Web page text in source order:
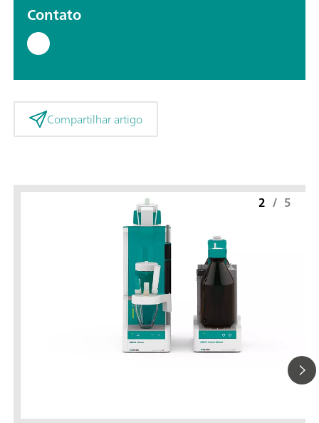
Contato
Compartilhar artigo
2 / 5